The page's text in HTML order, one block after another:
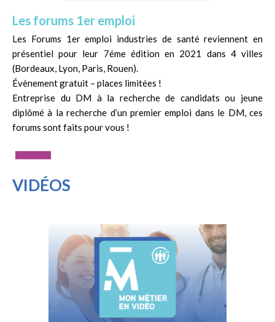
Les forums 1er emploi
Les Forums 1er emploi industries de santé reviennent en
présentiel pour leur 7éme édition en 2021 dans 4 villes
(Bordeaux, Lyon, Paris, Rouen).
Évènement gratuit – places limitées !
Entreprise du DM à la recherche de candidats ou jeune
diplômé à la recherche d’un premier emploi dans le DM, ces
forums sont faits pour vous !
VIDÉOS